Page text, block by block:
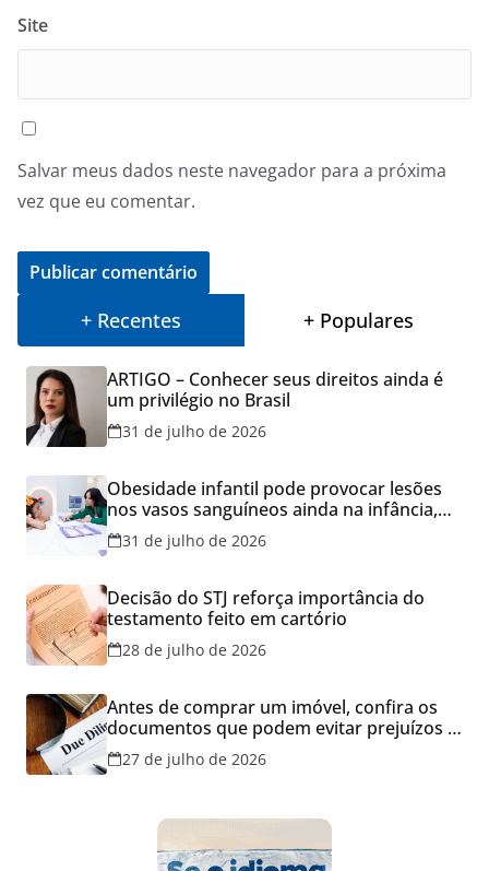
Site
Salvar meus dados neste navegador para a próxima
vez que eu comentar.
+ Recentes + Populares
ARTIGO – Conhecer seus direitos ainda é
um privilégio no Brasil
31 de julho de 2026
Obesidade infantil pode provocar lesões
nos vasos sanguíneos ainda na infância,
alerta estudo
31 de julho de 2026
Decisão do STJ reforça importância do
testamento feito em cartório
28 de julho de 2026
Antes de comprar um imóvel, confira os
documentos que podem evitar prejuízos e
disputas na justiça
27 de julho de 2026